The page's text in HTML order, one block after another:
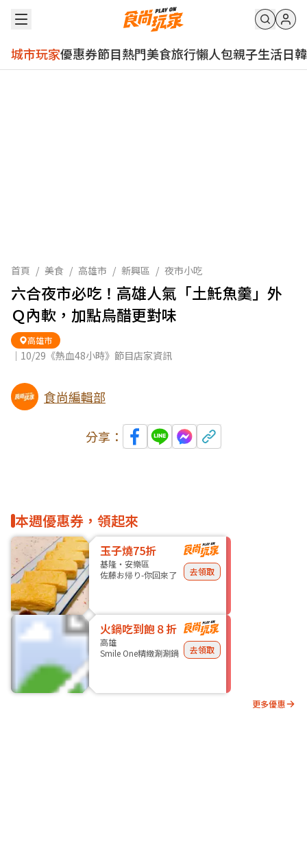
城市玩家優惠券節目熱門美食旅行懶人包親子生活日韓
首頁 / 美食 / 高雄市 / 新興區 / 夜市小吃
六合夜市必吃！高雄人氣「土魠魚羹」外
Ｑ內軟，加點烏醋更對味
高雄市
｜10/29《熱血48小時》節目店家資訊
食尚編輯部
分享：
本週優惠券，領起來
玉子燒75折
基隆・安樂區
佐藤お帰り-你回來了
去領取
火鍋吃到飽８折
高雄
Smile One精緻涮涮鍋
去領取
更多優惠